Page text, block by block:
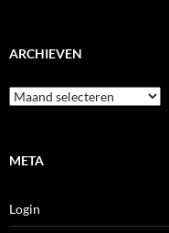
ARCHIEVEN
Archieven
META
Login